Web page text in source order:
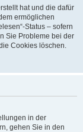
hat und die dafür
ermöglichen
Status – sofern
Sie Probleme bei der
Cookies löschen.
in der
gehen Sie in den